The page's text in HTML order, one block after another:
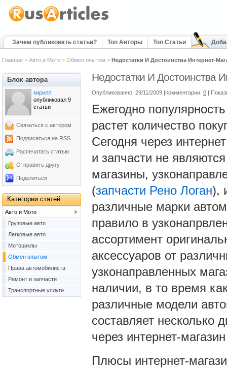
Зачем публиковать статьи? Топ Авторы Топ Статьи
Главная > Авто и Мото> Обмен опытом > Недостатки И Достоинства Интернет-
Недостатки И Достоинства
Опубликованно: 29/11/2009 |Комментарии: 0 |
Ежегодно
растет количество
Сегодня через
и запчасти не
магазины,
(запчасти Рено Логан),
различные марки
правило в
ассортимент
аксессуаров от
узконаправленных
наличии, в то время
различные модели
составляет несколько
через интернет-
Плюсы интернет-
Блок автора
кирилл
опубликовал 9
статьи
Связаться с автором
Подписаться на RSS
Распечатать статью
Отправить другу
Поделиться
Категории статей
Авто и Мото
Грузовые авто
Легковые авто
Мотоциклы
Обмен опытом
Права автомобилиста
Ремонт и запчасти
Транспортные услуги